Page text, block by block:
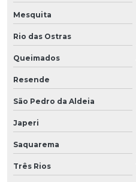
Mesquita
Rio das Ostras
Queimados
Resende
São Pedro da Aldeia
Japeri
Saquarema
Três Rios